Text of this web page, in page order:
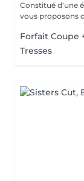
Constitué d'une
vous proposons
Forfait Coupe
Tresses